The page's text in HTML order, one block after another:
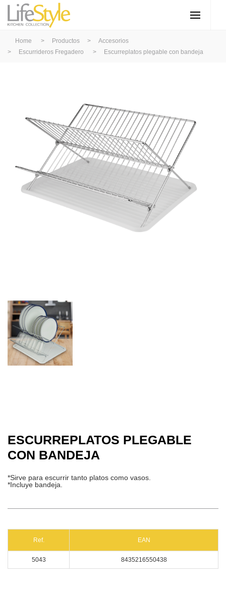
Home > Productos >
Accesorios
>
Escurrideros Fregadero > Escurreplatos plegable con bandeja
ESCURREPLATOS PLEGABLE
CON BANDEJA
*Sirve para escurrir tanto platos como vasos.
*Incluye bandeja.
Ref. EAN
5043 8435216550438